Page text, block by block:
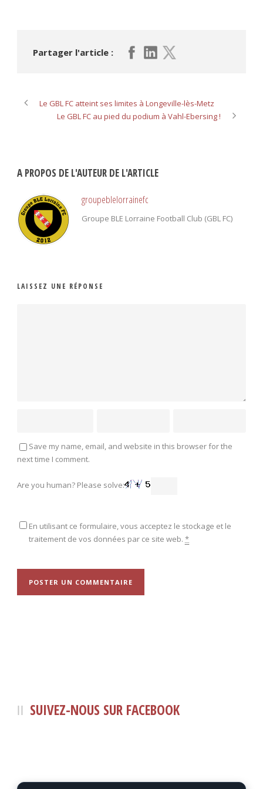
Partager l'article :
Le GBL FC atteint ses limites à Longeville-lès-Metz
Le GBL FC au pied du podium à Vahl-Ebersing !
A PROPOS DE L'AUTEUR DE L'ARTICLE
groupeblelorrainefc
Groupe BLE Lorraine Football Club (GBL FC)
LAISSEZ UNE RÉPONSE
Save my name, email, and website in this browser for the
next time I comment.
Are you human? Please solve:
En utilisant ce formulaire, vous acceptez le stockage et le
traitement de vos données par ce site web. *
SUIVEZ-NOUS SUR FACEBOOK